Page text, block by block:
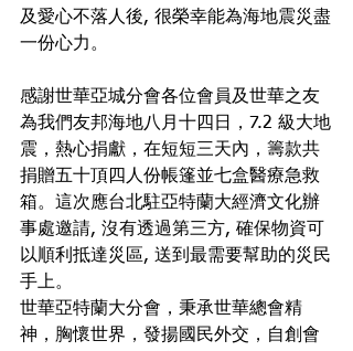
及愛心不落人後, 很榮幸能為海地震災盡
一份心力。
感謝世華亞城分會各位會員及世華之友
為我們友邦海地八月十四日，7.2 級大地
震，熱心捐獻，在短短三天內，籌款共
捐贈五十頂四人份帳篷並七盒醫療急救
箱。這次應台北駐亞特蘭大經濟文化辦
事處邀請, 沒有透過第三方, 確保物資可
以順利抵達災區, 送到最需要幫助的災民
手上。
世華亞特蘭大分會，秉承世華總會精
神，胸懷世界，發揚國民外交，自創會